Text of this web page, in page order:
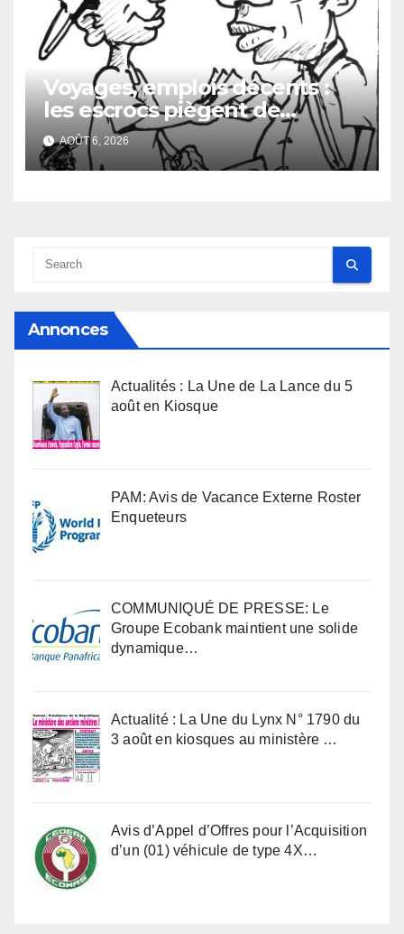
Voyages, emplois décents :
les escrocs piègent de
nombreux jeunes
AOÛT 6, 2026
Annonces
Actualités : La Une de La Lance du 5
août en Kiosque
PAM: Avis de Vacance Externe Roster
Enqueteurs
COMMUNIQUÉ DE PRESSE: Le
Groupe Ecobank maintient une solide
dynamique…
Actualité : La Une du Lynx N° 1790 du
3 août en kiosques au ministère …
Avis d’Appel d’Offres pour l’Acquisition
d’un (01) véhicule de type 4X…